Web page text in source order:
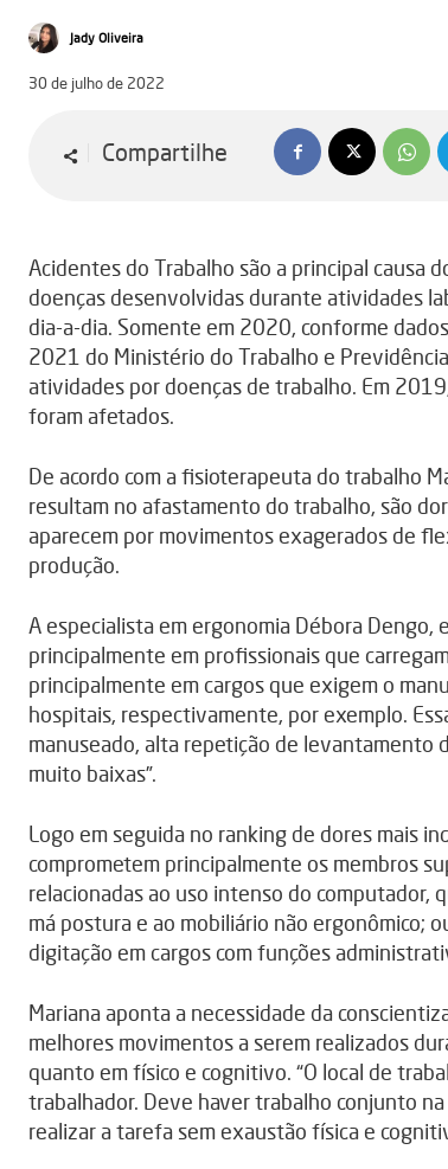
Jady Oliveira
30 de julho de 2022
Compartilhe
Acidentes do Trabalho são a principal causa
doenças desenvolvidas durante atividades
dia-a-dia. Somente em 2020, conforme
2021 do Ministério do Trabalho e
atividades por doenças de trabalho. Em
foram afetados.
De acordo com a fisioterapeuta do trabalho
resultam no afastamento do trabalho, são
aparecem por movimentos exagerados de
produção.
A especialista em ergonomia Débora Dengo,
principalmente em profissionais que
principalmente em cargos que exigem o
hospitais, respectivamente, por exemplo.
manuseado, alta repetição de levantamento
muito baixas”.
Logo em seguida no ranking de dores mais
comprometem principalmente os membros
relacionadas ao uso intenso do computador,
má postura e ao mobiliário não ergonômico;
digitação em cargos com funções
Mariana aponta a necessidade da
melhores movimentos a serem realizados
quanto em físico e cognitivo. “O local de
trabalhador. Deve haver trabalho conjunto
realizar a tarefa sem exaustão física e